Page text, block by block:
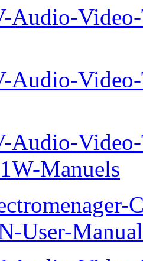
Audio-
Audio-
Audio-
Manuels
User-